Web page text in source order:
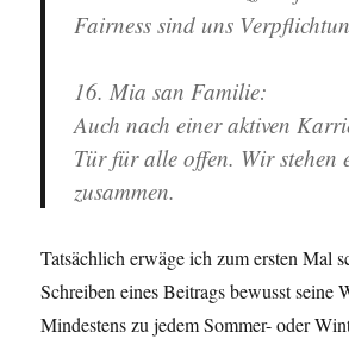
Fairness sind uns
16. Mia san Familie:
Auch nach einer aktiven
Tür für alle offen. Wir stehen
zusammen.
Tatsächlich erwäge ich zum ersten Mal
Schreiben eines Beitrags bewusst seine
Mindestens zu jedem Sommer- oder